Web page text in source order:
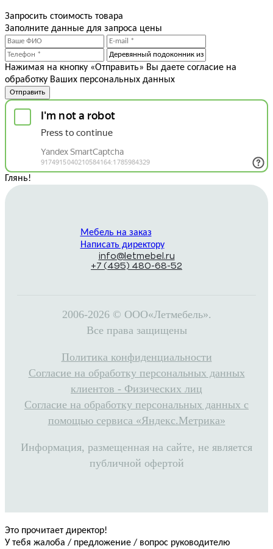
Запросить стоимость товара
Заполните данные для запроса цены
Нажимая на кнопку «Отправить» Вы даете согласие на
обработку Ваших персональных данных
Отправить
Глянь!
Мебель на заказ
Написать директору
info@letmebel.ru
+7 (495) 480-68-52
2006-2026 © ООО«Летмебель».
Все права защищены
Политика конфиденциальности
Согласие на обработку персональных данных
клиентов - Физических лиц
Согласие на обработку персональных данных с
помощью сервиса «Яндекс.Метрика»
Информация, размещенная на сайте, не является
публичной офертой
Это прочитает директор!
У тебя жалоба / предложение / вопрос руководителю